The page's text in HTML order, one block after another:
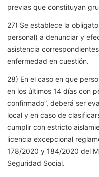
previas que constituyan
27) Se establece la
personal) a denunciar y
asistencia
enfermedad en cuestión.
28) En el caso en que
en los últimos 14 días con
confirmado”, deberá ser
local y en caso de
cumplir con estricto
licencia excepcional
178/2020 y 184/2020 del
Seguridad Social.